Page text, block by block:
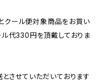
クール便対象商品をお買い
代330円を頂戴しておりま
させていただいております